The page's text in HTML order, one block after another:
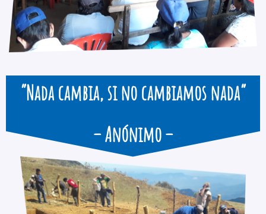
“Nada cambia, si no cambiamos nada”
– Anónimo –